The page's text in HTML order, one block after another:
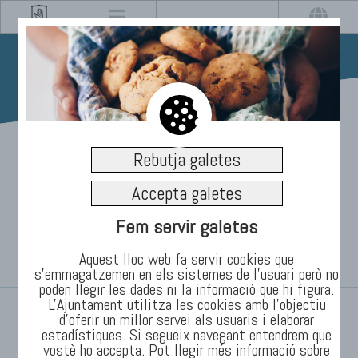
27/01/2020
Una representació tècnica
de l’Ajuntament de
Manlleu visita Nador
/ TEMES / Informació / Notícies
Rebutja galetes
Accepta galetes
Fem servir galetes
Aquest lloc web fa servir cookies que
s’emmagatzemen en els sistemes de l'usuari però no
poden llegir les dades ni la informació que hi figura.
L'Ajuntament utilitza les cookies amb l'objectiu
d’oferir un millor servei als usuaris i elaborar
estadístiques. Si segueix navegant entendrem que
vostè ho accepta. Pot llegir més informació sobre